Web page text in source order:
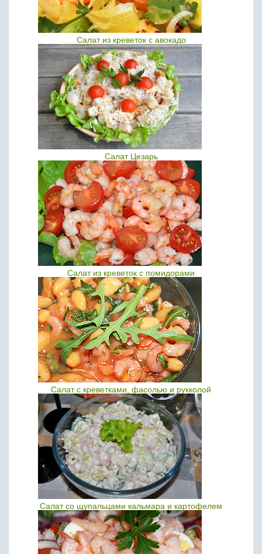
Салат из креветок с авокадо
Салат Цезарь
Салат из креветок с помидорами
Салат с креветками, фасолью и рукколой
Салат со щупальцами кальмара и картофелем